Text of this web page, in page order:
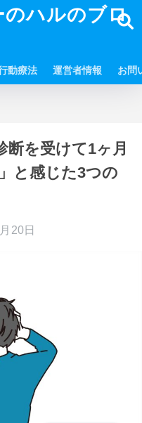
ハルのブロ
動療法 運営者情報 お問
断を受けて1ヶ月
と感じた3つの
20日